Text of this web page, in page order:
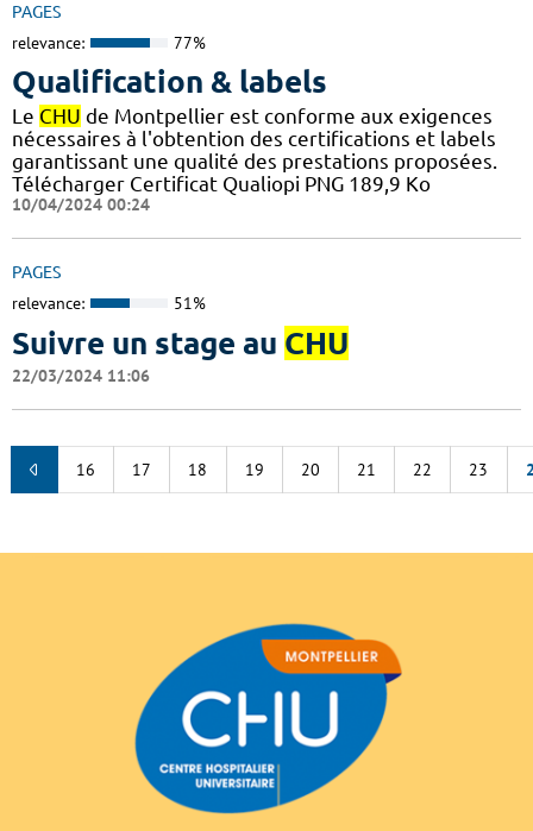
PAGES
relevance: 77%
Qualification & labels
Le CHU de Montpellier est conforme aux exigences
nécessaires à l'obtention des certifications et labels
garantissant une qualité des prestations proposées.
Télécharger Certificat Qualiopi PNG 189,9 Ko
10/04/2024 00:24
PAGES
relevance: 51%
Suivre un stage au CHU
22/03/2024 11:06
16 17 18 19 20 21 22 23